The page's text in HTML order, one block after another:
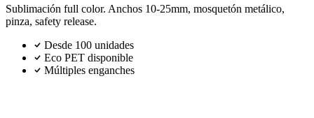
Sublimación full color. Anchos 10-25mm, mosquetón metálico,
pinza, safety release.
Desde 100 unidades
Eco PET disponible
Múltiples enganches